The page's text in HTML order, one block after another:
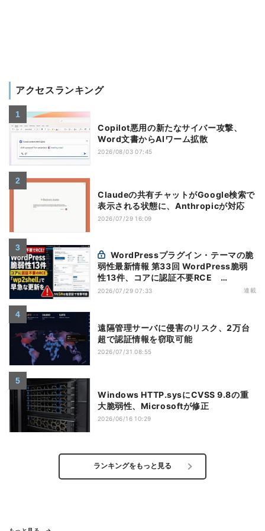
アクセスランキング
Copilot悪用の新たなサイバー攻撃、
Word文書からAIワーム拡散
2026/08/03 07:45
Claudeの共有チャットがGoogle検索で
表示される状態に、Anthropicが対応
2026/07/29 16:09
弱性最新情報 第33回 WordPress脆弱
性13件、コアに認証不要RCE
「wp2shell」で早急な更新を【7月16日
2026/07/29 07:33 連載
遠隔管理サーバに侵害のリスク、2万台
超で認証情報を窃取可能
2026/07/31 08:55
Windows HTTP.sysにCVSS 9.8の重
大脆弱性、Microsoftが修正
2026/06/16 10:29
ランキングをもっと見る